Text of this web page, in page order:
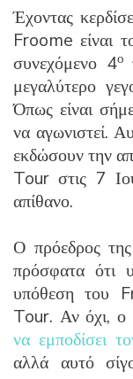
Έχοντας
Froome είναι
συνεχόμενο 4ο
μεγαλύτερο
Όπως είναι
να αγωνιστεί.
εκδώσουν την
Tour στις 7
απίθανο.
Ο πρόεδρος
πρόσφατα ότι
υπόθεση του
Tour. Αν όχι, ο
να εμποδίσει
αλλά αυτό